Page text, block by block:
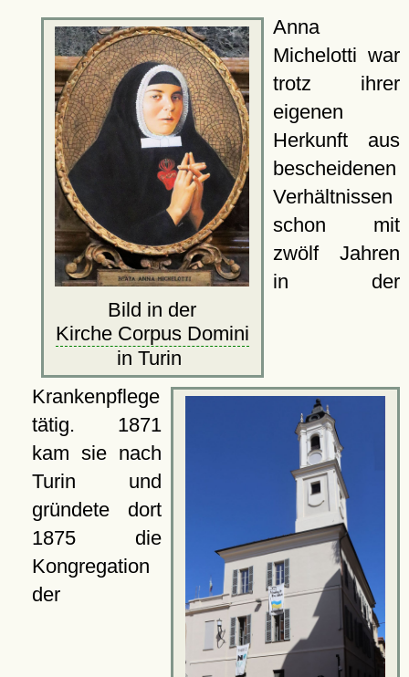
Bild in der
Kirche Corpus Domini
in Turin
Anna
Michelotti war
trotz ihrer
eigenen
Herkunft aus
bescheidenen
Verhältnissen
schon mit
zwölf Jahren
in der
Krankenpflege
tätig. 1871
kam sie nach
Turin und
gründete dort
1875 die
Kongregation
der